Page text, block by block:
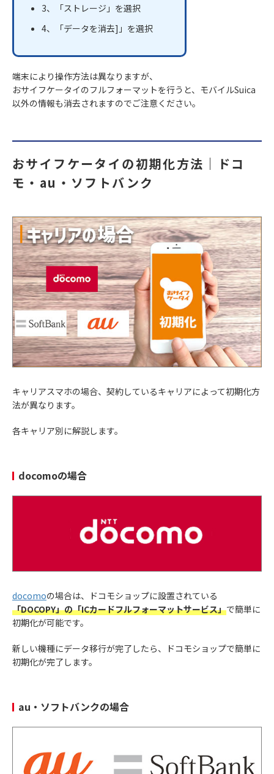
3、「ストレージ」を選択
4、「データを消去]」を選択
端末により操作方法は異なりますが、
おサイフケータイのフルフォーマットを行うと、モバイルSuica
以外の情報も消去されますのでご注意ください。
おサイフケータイの初期化方法｜ドコ
モ・au・ソフトバンク
キャリアスマホの場合、契約しているキャリアによって初期化方
法が異なります。
各キャリア別に解説します。
docomoの場合
docomoの場合は、ドコモショップに設置されている
「DOCOPY」の「ICカードフルフォーマットサービス」で簡単に
初期化が可能です。
新しい機種にデータ移行が完了したら、ドコモショップで簡単に
初期化が完了します。
au・ソフトバンクの場合